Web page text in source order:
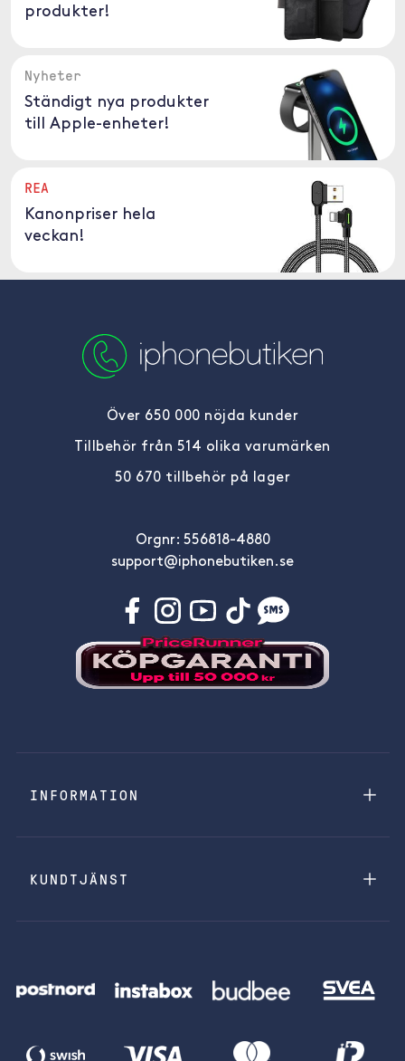
produkter!
Nyheter
Ständigt nya produkter
till Apple-enheter!
REA
Kanonpriser hela
veckan!
Över 650 000 nöjda kunder
Tillbehör från 514 olika varumärken
50 670 tillbehör på lager
Orgnr: 556818-4880
support@iphonebutiken.se
INFORMATION
KUNDTJÄNST